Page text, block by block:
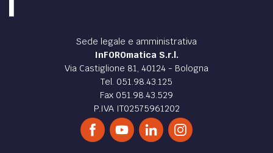
Sede legale e amministrativa
InFOROmatica S.r.l.
Via Castiglione 81, 40124 - Bologna
Tel. 051.98.43.125
Fax 051.98.43.529
P.IVA IT02575961202